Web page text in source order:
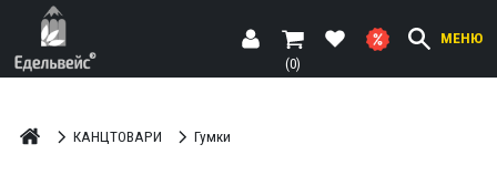
МЕНЮ
(0)
КАНЦТОВАРИ Гумки